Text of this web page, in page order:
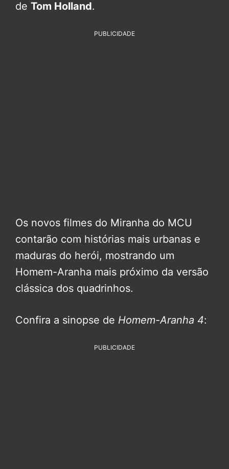
de Tom Holland.
PUBLICIDADE
Os novos filmes do Miranha do MCU
contarão com histórias mais urbanas e
maduras do herói, mostrando um
Homem-Aranha mais próximo da versão
clássica dos quadrinhos.
Confira a sinopse de Homem-Aranha 4:
PUBLICIDADE